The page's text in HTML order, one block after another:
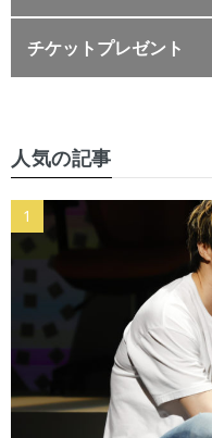
チケットプレゼント
人気の記事